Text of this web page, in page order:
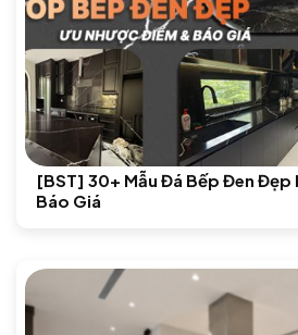
[BST] 30+ Mẫu Đá Bếp Đen Đẹp
Báo Giá